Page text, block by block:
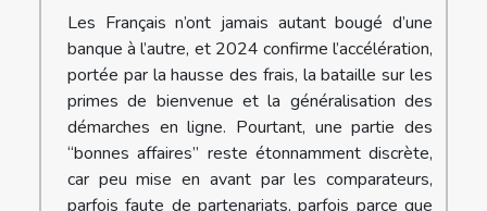
Les Français n’ont jamais autant bougé d’une
banque à l’autre, et 2024 confirme l’accélération,
portée par la hausse des frais, la bataille sur les
primes de bienvenue et la généralisation des
démarches en ligne. Pourtant, une partie des
“bonnes affaires” reste étonnamment discrète,
car peu mise en avant par les comparateurs,
parfois faute de partenariats, parfois parce que